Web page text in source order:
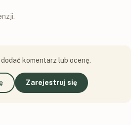
komentarz lub ocenę.
Zarejestruj się